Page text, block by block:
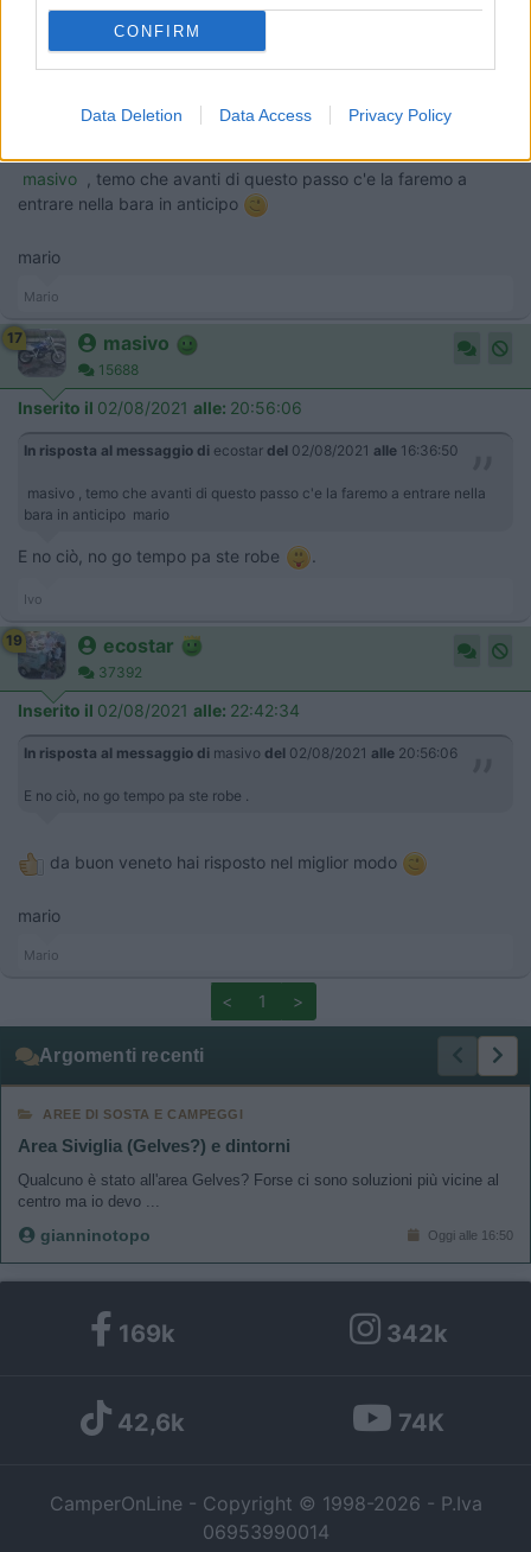
CONFIRM
Data Deletion Data Access Privacy Policy
ecostar
alle:
masivo , temo che avanti di questo passo c'e la faremo a
entrare nella bara in anticipo
mario
Mario
17 masivo
15688
Inserito il 02/08/2021 alle: 20:56:06
In risposta al messaggio di ecostar del 02/08/2021 alle 16:36:50
masivo , temo che avanti di questo passo c'e la faremo a entrare nella
bara in anticipo mario
E no ciò, no go tempo pa ste robe .
Ivo
19 ecostar
37392
Inserito il 02/08/2021 alle: 22:42:34
In risposta al messaggio di masivo del 02/08/2021 alle 20:56:06
E no ciò, no go tempo pa ste robe .
da buon veneto hai risposto nel miglior modo
mario
Mario
< 1 >
Argomenti recenti
AREE DI SOSTA E CAMPEGGI
Area Siviglia (Gelves?) e dintorni
Qualcuno è stato all'area Gelves? Forse ci sono soluzioni più vicine al
centro ma io devo ...
gianninotopo Oggi alle 16:50
169k 342k
42,6k 74K
CamperOnLine - Copyright © 1998-2026 - P.Iva
06953990014